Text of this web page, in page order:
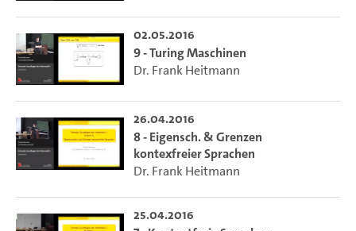
02.05.2016
9 - Turing Maschinen
Dr. Frank Heitmann
26.04.2016
8 - Eigensch. & Grenzen
kontexfreier Sprachen
Dr. Frank Heitmann
25.04.2016